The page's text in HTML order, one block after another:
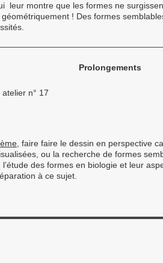
leur montre que les formes ne
géométriquement ! Des formes
Prolongements
atelier n° 17
, faire faire le dessin en perspective
ou la recherche de formes
, l’étude des formes en biologie et leur
à ce sujet.